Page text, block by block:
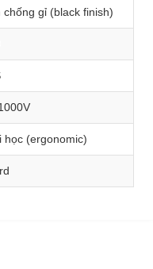
chống gỉ (black finish)
học (ergonomic)